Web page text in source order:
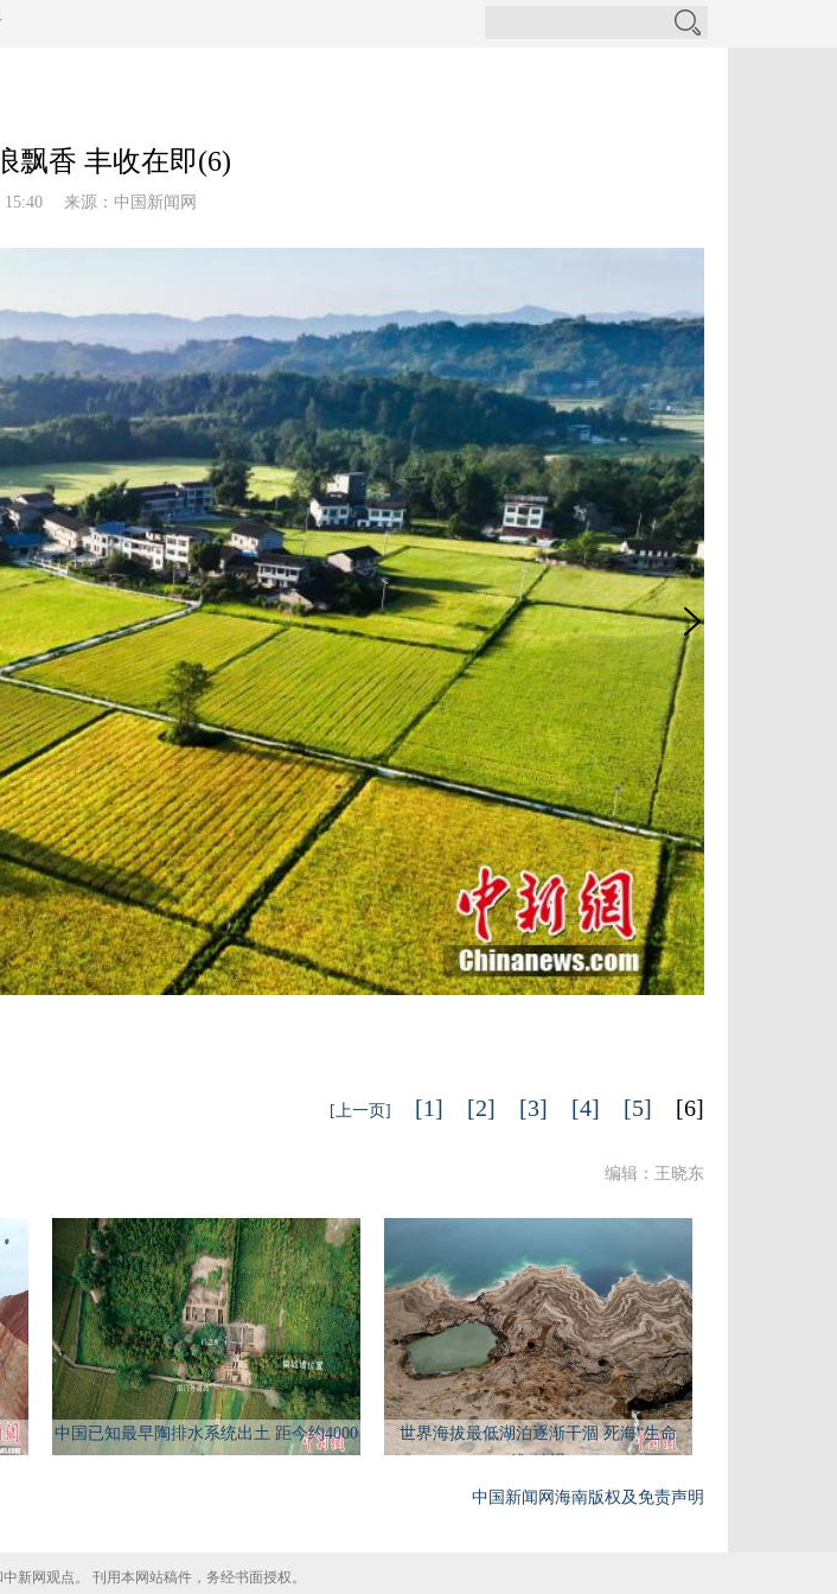
飘香 丰收在即(6)
15:40 来源： 中国新闻网
[上一页] [1] [2] [3] [4] [5] [6]
编辑：王晓东
中国已知最早陶排水系统出土 距今约4000
世界海拔最低湖泊逐渐干涸 死海“生命
中国新闻网海南版权及免责声明
新网观点。 刊用本网站稿件，务经书面授权。